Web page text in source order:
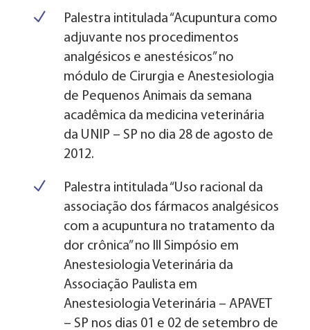
N
Palestra intitulada “Acupuntura como
adjuvante nos procedimentos
analgésicos e anestésicos” no
módulo de Cirurgia e Anestesiologia
de Pequenos Animais da semana
acadêmica da medicina veterinária
da UNIP – SP no dia 28 de agosto de
2012.
N
Palestra intitulada “Uso racional da
associação dos fármacos analgésicos
com a acupuntura no tratamento da
dor crônica” no III Simpósio em
Anestesiologia Veterinária da
Associação Paulista em
Anestesiologia Veterinária – APAVET
– SP nos dias 01 e 02 de setembro de